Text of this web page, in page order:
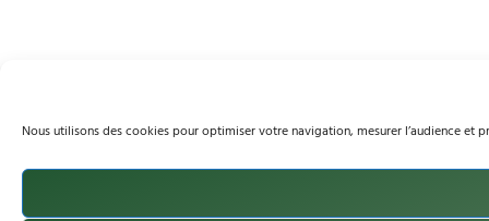
Nous utilisons des cookies pour optimiser votre navigation, mesurer l’audience et